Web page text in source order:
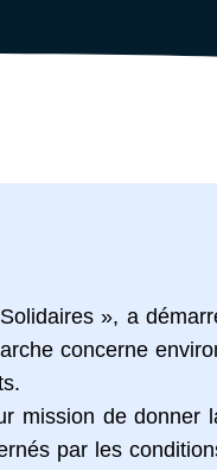
», a
concerne
mission de donner
par les